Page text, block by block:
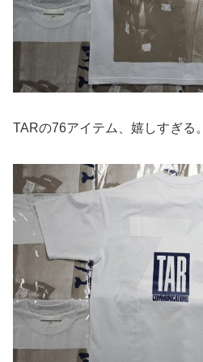
TARの76アイテム、嬉しすぎる。